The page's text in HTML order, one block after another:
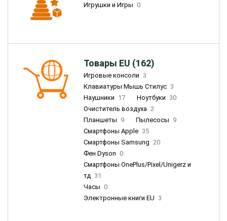
Игрушки и Игры 0
Товары EU (162)
Игровые консоли 3
Клавиатуры Мышь Стилус 3
Наушники 17 Ноутбуки 30
Очиститель воздуха 2
Планшеты 9 Пылесосы 9
Смартфоны Apple 35
Смартфоны Samsung 20
Фен Dyson 0
Смартфоны OnePlus/Pixel/Unigerz и
тд 31
Часы 0
Электронные книги EU 3